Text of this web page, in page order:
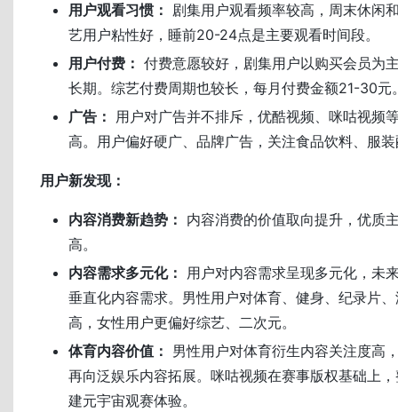
用户观看习惯： 剧集用户观看频率较高，周末休闲
艺用户粘性好，睡前20-24点是主要观看时间段。
用户付费： 付费意愿较好，剧集用户以购买会员为
长期。综艺付费周期也较长，每月付费金额21-30元
广告： 用户对广告并不排斥，优酷视频、咪咕视频
高。用户偏好硬广、品牌广告，关注食品饮料、服
用户新发现：
内容消费新趋势： 内容消费的价值取向提升，优质
高。
内容需求多元化： 用户对内容需求呈现多元化，未
垂直化内容需求。男性用户对体育、健身、纪录片
高，女性用户更偏好综艺、二次元。
体育内容价值： 男性用户对体育衍生内容关注度高
再向泛娱乐内容拓展。咪咕视频在赛事版权基础上
建元宇宙观赛体验。